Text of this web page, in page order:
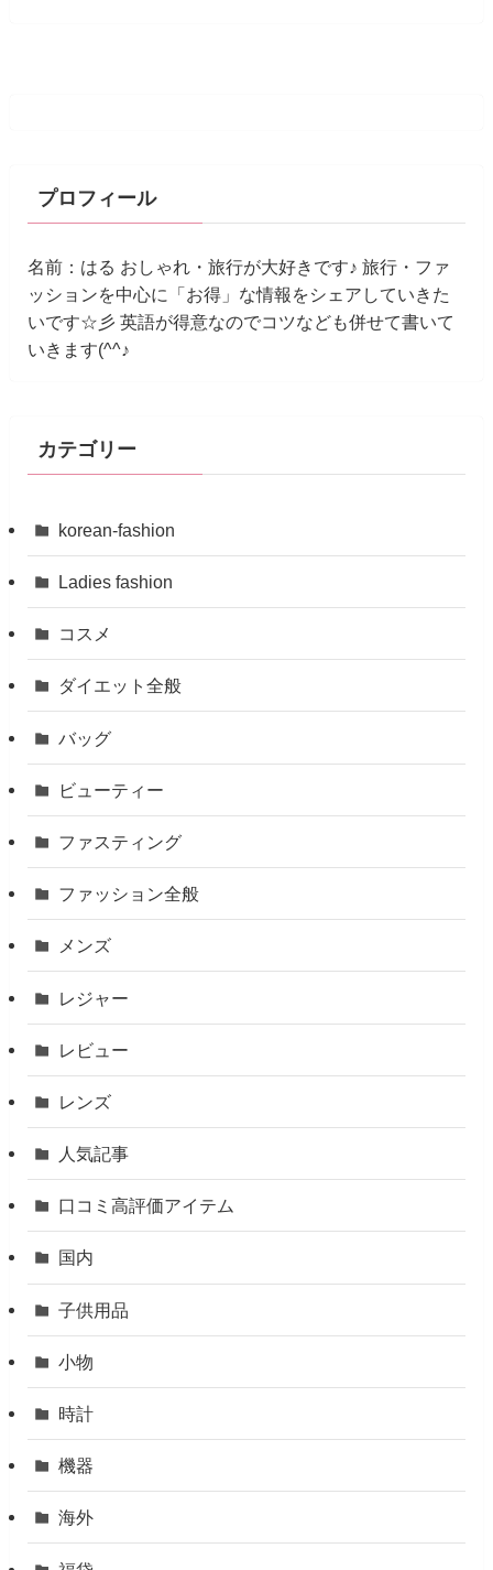
プロフィール
名前：はる おしゃれ・旅行が大好きです♪ 旅行・ファ
ッションを中心に「お得」な情報をシェアしていきた
いです☆彡 英語が得意なのでコツなども併せて書いて
いきます(^^♪
カテゴリー
korean-fashion
Ladies fashion
コスメ
ダイエット全般
バッグ
ビューティー
ファスティング
ファッション全般
メンズ
レジャー
レビュー
レンズ
人気記事
口コミ高評価アイテム
国内
子供用品
小物
時計
機器
海外